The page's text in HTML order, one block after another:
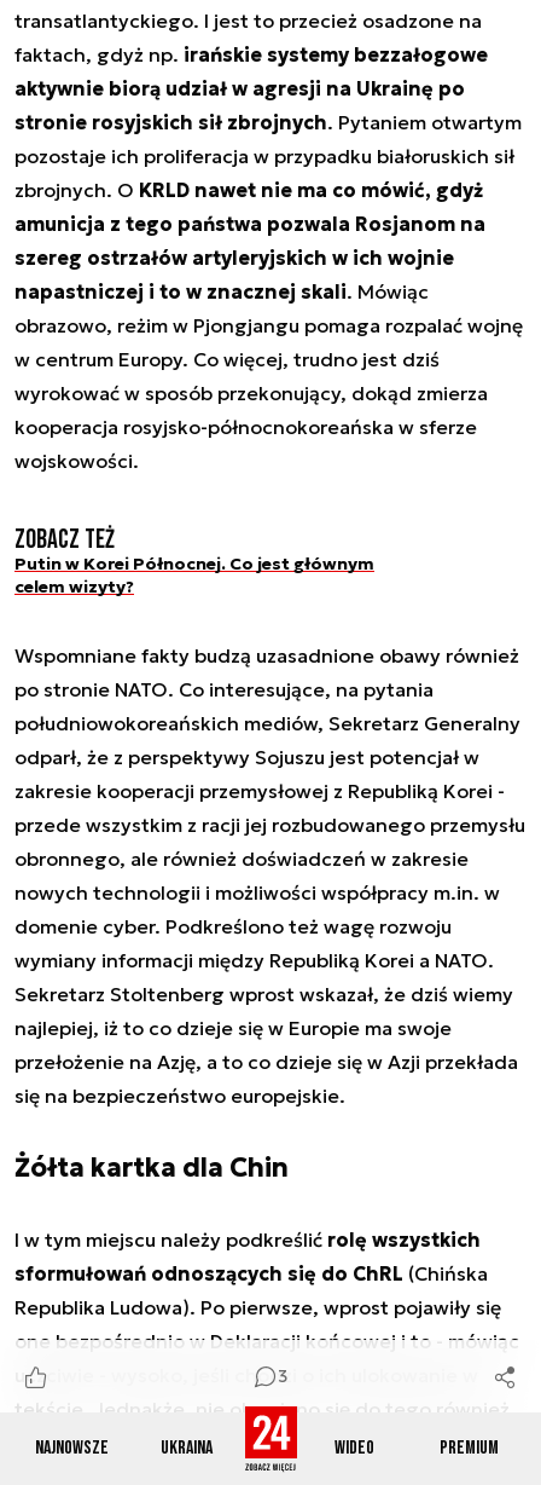
Najnowsze Ukraina Wideo Premium
3
transatlantyckiego. I jest to przecież osadzone na
faktach, gdyż np. irańskie systemy bezzałogowe
aktywnie biorą udział w agresji na Ukrainę po
stronie rosyjskich sił zbrojnych. Pytaniem otwartym
pozostaje ich proliferacja w przypadku białoruskich sił
zbrojnych. O KRLD nawet nie ma co mówić, gdyż
amunicja z tego państwa pozwala Rosjanom na
szereg ostrzałów artyleryjskich w ich wojnie
napastniczej i to w znacznej skali. Mówiąc
obrazowo, reżim w Pjongjangu pomaga rozpalać wojnę
w centrum Europy. Co więcej, trudno jest dziś
wyrokować w sposób przekonujący, dokąd zmierza
kooperacja rosyjsko-północnokoreańska w sferze
wojskowości.
Zobacz też
Putin w Korei Północnej. Co jest głównym
celem wizyty?
Wspomniane fakty budzą uzasadnione obawy również
po stronie NATO. Co interesujące, na pytania
południowokoreańskich mediów, Sekretarz Generalny
odparł, że z perspektywy Sojuszu jest potencjał w
zakresie kooperacji przemysłowej z Republiką Korei -
przede wszystkim z racji jej rozbudowanego przemysłu
obronnego, ale również doświadczeń w zakresie
nowych technologii i możliwości współpracy m.in. w
domenie cyber. Podkreślono też wagę rozwoju
wymiany informacji między Republiką Korei a NATO.
Sekretarz Stoltenberg wprost wskazał, że dziś wiemy
najlepiej, iż to co dzieje się w Europie ma swoje
przełożenie na Azję, a to co dzieje się w Azji przekłada
się na bezpieczeństwo europejskie.
Żółta kartka dla Chin
I w tym miejscu należy podkreślić rolę wszystkich
sformułowań odnoszących się do ChRL (Chińska
Republika Ludowa). Po pierwsze, wprost pojawiły się
one bezpośrednio w Deklaracji końcowej i to - mówiąc
uczciwie - wysoko, jeśli chodzi o ich ulokowanie w
tekście. Jednakże, nie obawiano się do tego również
nawiązywać w wypowiedziach chociażby Jensa
Stoltenberga, zauważając, że - jak czytamy w